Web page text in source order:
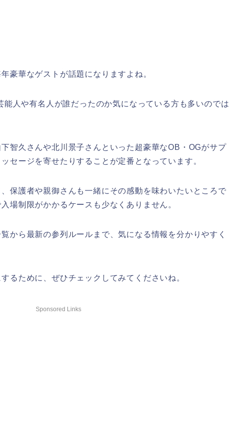
豪華なゲストが話題になりますよね。
人や有名人が誰だったのか気になっている方も多いのでは
智久さんや北川景子さんといった超豪華なOB・OGがサプ
セージを寄せたりすることが定番となっています。
保護者や親御さんも一緒にその感動を味わいたいところで
場制限がかかるケースも少なくありません。
から最新の参列ルールまで、気になる情報を分かりやすく
るために、ぜひチェックしてみてくださいね。
Sponsored Links